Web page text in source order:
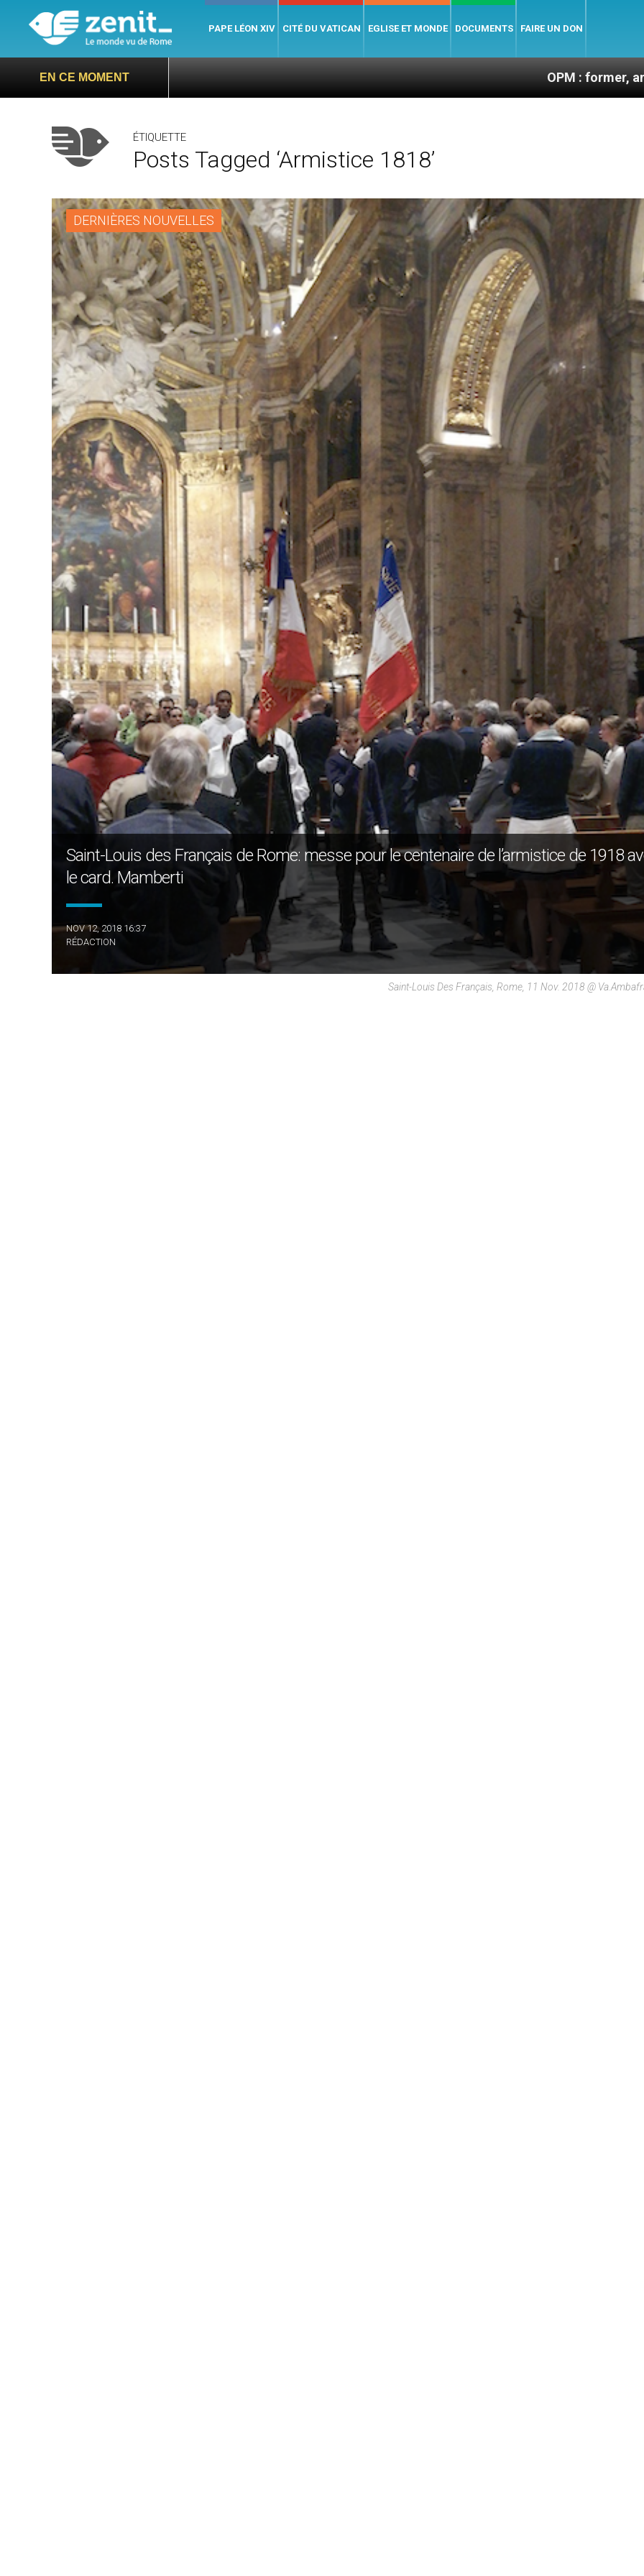
PAPE LÉON XIV CITÉ DU VATICAN EGLISE ET MONDE DOCUMENTS FAIRE UN DON
EN CE MOMENT OPM : former, animer et soutenir
ÉTIQUETTE
Posts Tagged ‘Armistice 1818’
DERNIÈRES NOUVELLES
Saint-Louis des Français de Rome: messe pour le centenaire de l’armistice de 1918
le card. Mamberti
NOV 12, 2018 16:37
RÉDACTION
Saint-Louis Des Français, Rome, 11 Nov. 2018 @